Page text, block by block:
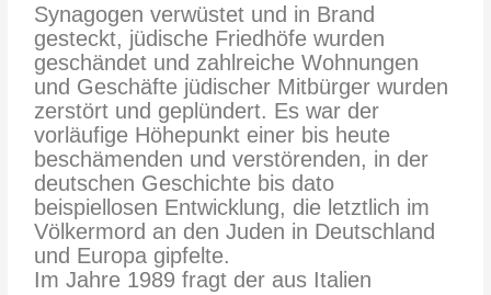
Synagogen verwüstet und in Brand
gesteckt, jüdische Friedhöfe wurden
geschändet und zahlreiche Wohnungen
und Geschäfte jüdischer Mitbürger wurden
zerstört und geplündert. Es war der
vorläufige Höhepunkt einer bis heute
beschämenden und verstörenden, in der
deutschen Geschichte bis dato
beispiellosen Entwicklung, die letztlich im
Völkermord an den Juden in Deutschland
und Europa gipfelte.
Im Jahre 1989 fragt der aus Italien